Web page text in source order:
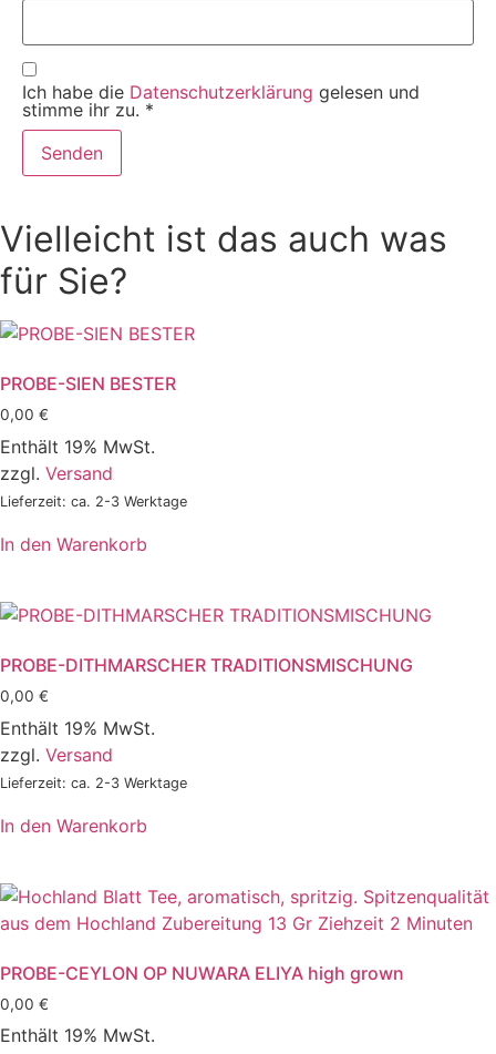
Ich habe die Datenschutzerklärung gelesen und
stimme ihr zu. *
Vielleicht ist das auch was
für Sie?
PROBE-SIEN BESTER
0,00 €
Enthält 19% MwSt.
zzgl. Versand
Lieferzeit: ca. 2-3 Werktage
In den Warenkorb
PROBE-DITHMARSCHER TRADITIONSMISCHUNG
0,00 €
Enthält 19% MwSt.
zzgl. Versand
Lieferzeit: ca. 2-3 Werktage
In den Warenkorb
PROBE-CEYLON OP NUWARA ELIYA high grown
0,00 €
Enthält 19% MwSt.